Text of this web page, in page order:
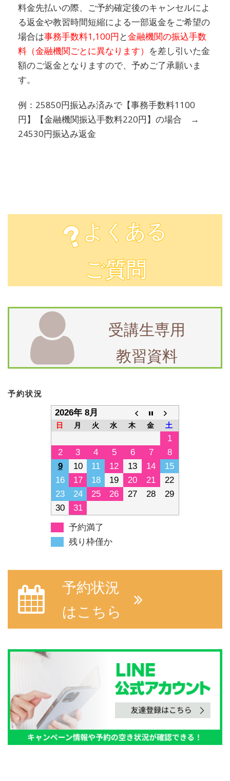
料金先払いの際、ご予約確定後のキャンセルによ
る返金や教習時間短縮による一部返金をご希望の
場合は事務手数料1,100円 と金融機関の振込手数
料（金融機関ごとに異なります） を差し引いた金
額のご返金となりますので、予めご了承願いま
す。
例：25850円振込み済みで【事務手数料1100
円】【金融機関振込手数料220円】の場合 →
24530円振込み返金
よくある
ご質問
受講生専用
教習資料
予約状況
2026年 8月
日 月 火 水 木 金 土
1
2
3 4 5 6 7
8
9
10 11 12 13 14
15
16
17 18 19 20 21
22
23
24 25 26 27 28
29
30
31
予約満了
残り枠僅か
予約状況
はこちら